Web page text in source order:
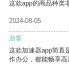
这款app的商品种类
2024-08-05
游客
这款加速器app简直
作办公，都能畅享高